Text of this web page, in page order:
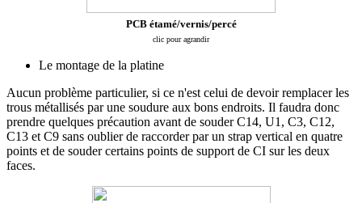
PCB étamé/vernis/percé
clic pour agrandir
Le montage de la platine
Aucun problème particulier, si ce n'est celui de devoir remplacer les
trous métallisés par une soudure aux bons endroits. Il faudra donc
prendre quelques précaution avant de souder C14, U1, C3, C12,
C13 et C9 sans oublier de raccorder par un strap vertical en quatre
points et de souder certains points de support de CI sur les deux
faces.